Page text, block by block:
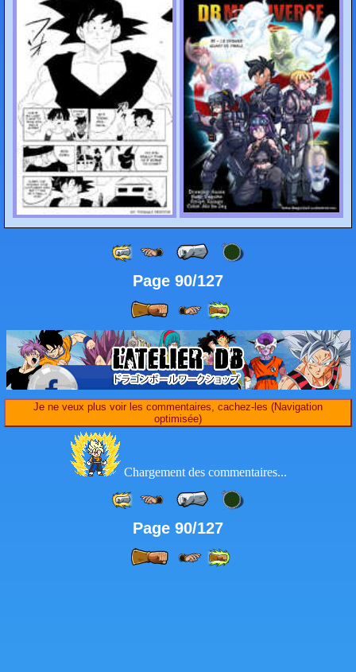
Page 90/127
Je ne veux plus voir les commentaires, cachez-les (Navigation
optimisée)
Chargement des commentaires...
Page 90/127